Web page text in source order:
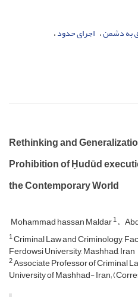
به دشمن اجرای حدود
Rethinking and
Prohibition of Ḥudūd
the Contemporary World
Mohammad hassan Maldar1
1Criminal Law and Criminology,
Ferdowsi University, Mashhad, Iran
2Associate Professor of Criminal
University of Mashhad- Iran;